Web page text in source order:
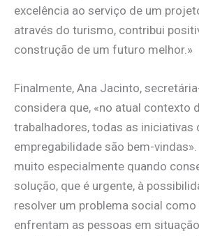
excelência ao serviço de um
através do turismo, contribui
construção de um futuro melhor.»
Finalmente, Ana Jacinto,
considera que, «no atual contexto
trabalhadores, todas as iniciativas
empregabilidade são bem-
muito especialmente quando
solução, que é urgente, à
resolver um problema social como
enfrentam as pessoas em